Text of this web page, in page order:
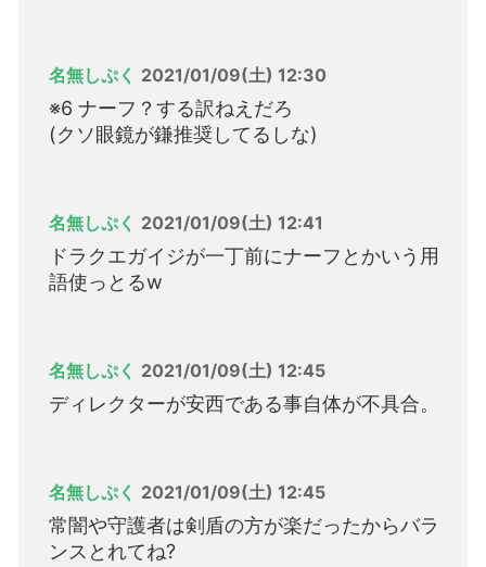
名無しぷく 2021/01/09(土) 12:30
※6 ナーフ？する訳ねえだろ
(クソ眼鏡が鎌推奨してるしな)
名無しぷく 2021/01/09(土) 12:41
ドラクエガイジが一丁前にナーフとかいう用
語使っとるw
名無しぷく 2021/01/09(土) 12:45
ディレクターが安西である事自体が不具合。
名無しぷく 2021/01/09(土) 12:45
常闇や守護者は剣盾の方が楽だったからバラ
ンスとれてね?